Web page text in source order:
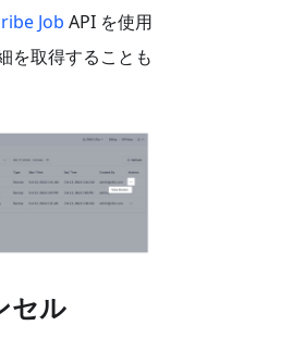
Job API を使用
を取得することも
セル